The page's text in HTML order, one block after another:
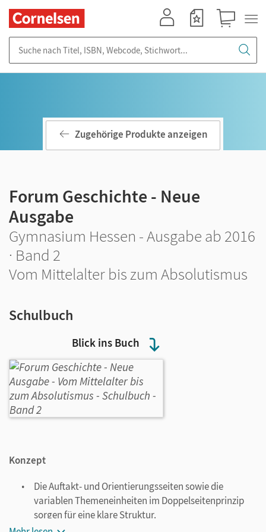
Blick ins Buch
Zugehörige Produkte anzeigen
Forum Geschichte - Neue
Ausgabe
Gymnasium Hessen - Ausgabe ab 2016
· Band 2
Vom Mittelalter bis zum Absolutismus
Schulbuch
Konzept
Die Auftakt- und Orientierungsseiten sowie die
variablen Themeneinheiten im Doppelseitenprinzip
sorgen für eine klare Struktur.